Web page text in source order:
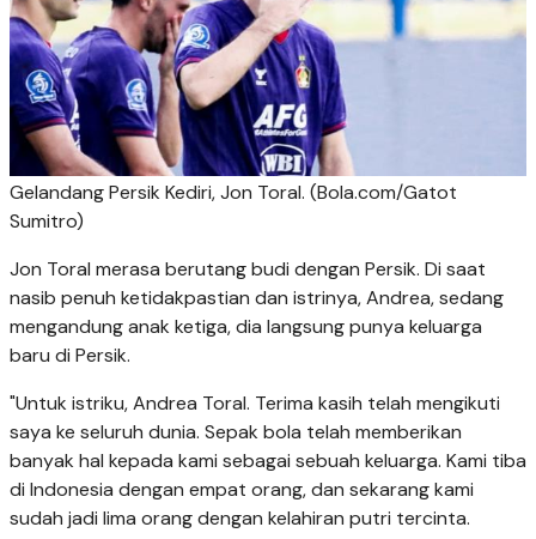
Gelandang Persik Kediri, Jon Toral. (Bola.com/Gatot
Sumitro)
Jon Toral merasa berutang budi dengan Persik. Di saat
nasib penuh ketidakpastian dan istrinya, Andrea, sedang
mengandung anak ketiga, dia langsung punya keluarga
baru di Persik.
"Untuk istriku, Andrea Toral. Terima kasih telah mengikuti
saya ke seluruh dunia. Sepak bola telah memberikan
banyak hal kepada kami sebagai sebuah keluarga. Kami tiba
di Indonesia dengan empat orang, dan sekarang kami
sudah jadi lima orang dengan kelahiran putri tercinta.